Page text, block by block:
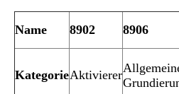
Name 8902 8906
KategorieAktivierer